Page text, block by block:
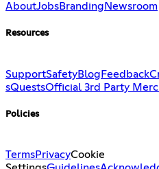
AboutJobsBranding Newsroom
Resources
SupportSafetyBlog Feedback
sQuestsOfficial 3rd Party
Policies
TermsPrivacyCookie